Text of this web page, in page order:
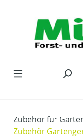
Zubehör für
Zubehör